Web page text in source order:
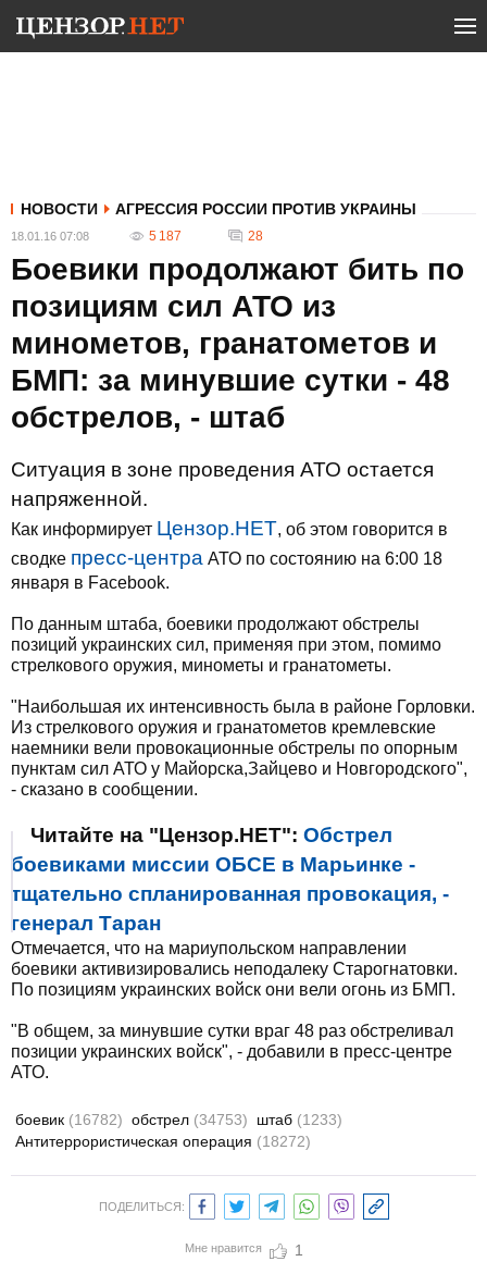
НОВОСТИ АГРЕССИЯ РОССИИ ПРОТИВ УКРАИНЫ
18.01.16 07:08 5 187 28
Боевики продолжают бить по
позициям сил АТО из
минометов, гранатометов и
БМП: за минувшие сутки - 48
обстрелов, - штаб
Ситуация в зоне проведения АТО остается
напряженной.
Как информирует Цензор.НЕТ, об этом говорится в
сводке пресс-центра АТО по состоянию на 6:00 18
января в Facebook.
По данным штаба, боевики продолжают обстрелы
позиций украинских сил, применяя при этом, помимо
стрелкового оружия, минометы и гранатометы.
"Наибольшая их интенсивность была в районе Горловки.
Из стрелкового оружия и гранатометов кремлевские
наемники вели провокационные обстрелы по опорным
пунктам сил АТО у Майорска,Зайцево и Новгородского",
- сказано в сообщении.
Читайте на "Цензор.НЕТ": Обстрел
боевиками миссии ОБСЕ в Марьинке -
тщательно спланированная провокация, -
генерал Таран
Отмечается, что на мариупольском направлении
боевики активизировались неподалеку Старогнатовки.
По позициям украинских войск они вели огонь из БМП.
"В общем, за минувшие сутки враг 48 раз обстреливал
позиции украинских войск", - добавили в пресс-центре
АТО.
боевик (16782) обстрел (34753) штаб (1233)
Антитеррористическая операция (18272)
ПОДЕЛИТЬСЯ:
Мне нравится 1